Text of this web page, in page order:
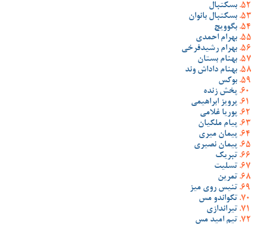
بسکتبال
بسکتبال بانوان
بگوویچ
بهرام احمدی
بهرام رشیدفرخی
بهنام بستان
بهنام داداش وند
بوکس
پخش زنده
پرویز ابراهیمی
پوریا غلامی
پیام ملکیان
پیمان میری
پیمان نصیری
تبریک
تسلیت
تمرین
تنیس روی میز
تکواندو مس
تیراندازی
تیم امید مس